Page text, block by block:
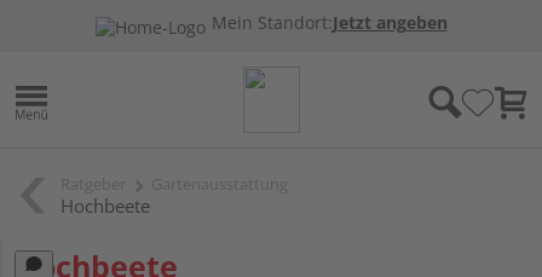
Mein Standort:Jetzt angeben
Hochbeete
Hochbeete